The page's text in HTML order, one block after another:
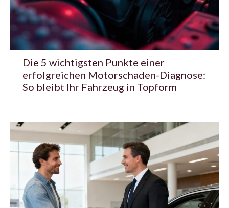
Die 5 wichtigsten Punkte einer
erfolgreichen Motorschaden-Diagnose:
So bleibt Ihr Fahrzeug in Topform